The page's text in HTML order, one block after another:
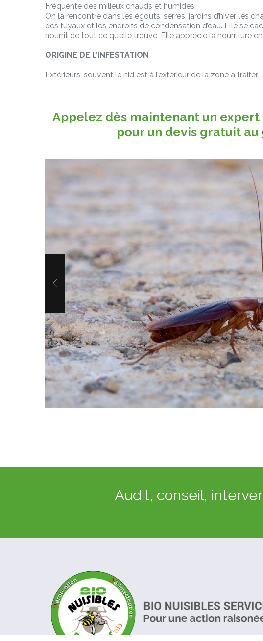
Fréquente des milieux chauds et humides.
On la rencontre dans les égouts, serres, jardins d’hiver, les
des tuyaux et les endroits de condensation d’eau. Elle se
nourrit de tout ce qu’elle trouve. Elle apprécie la nourriture
ORIGINE DE L’INFESTATION
Extérieurs, souvent le nid est à l’extérieur de la zone à traiter.
Appelez dès maintenant un expert
pour un devis gratuit au
Audit, conseil,